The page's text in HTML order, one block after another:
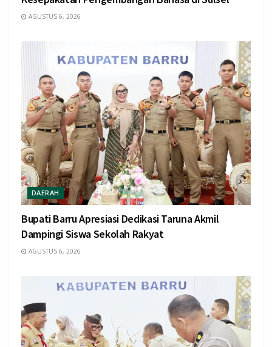
AGUSTUS 6, 2026
DAERAH
Bupati Barru Apresiasi Dedikasi Taruna Akmil
Dampingi Siswa Sekolah Rakyat
AGUSTUS 6, 2026